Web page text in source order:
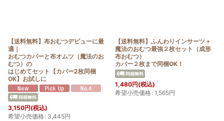
【送料無料】布おむつデビューに最
適｜
おむつカバーと布オムツ（魔法のお
むつ）の
はじめてセット【カバー2枚同梱
OK】お試しに
3,150円(税込)
希望小売価格: 3,445円
【送料無料】ふんわりインサーツ＋
魔法のおむつ最強２枚セット（成形
布おむつ）
カバー２枚まで同梱OK！
1,480円(税込)
希望小売価格: 1,565円